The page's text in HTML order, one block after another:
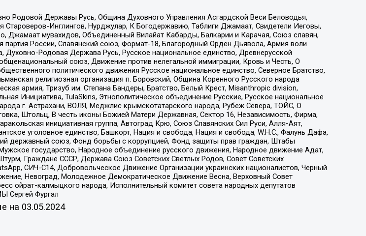
Родовой Державы Русь, Община Духовного Управления Асгардской Веси Беловодья,
Инглингов, Нурджулар, К Богодержавию, Таблиги Джамаат, Свидетели Иеговы,
Джамаат мувахидов, Объединенный Вилайат Кабарды, Балкарии и Карачая, Союз славян,
России, Славянский союз, Формат-18, Благородный Орден Дьявола, Армия воли
Духовно-Родовая Держава Русь, Русское национальное единство, Древнерусской
союз, Движение против нелегальной иммиграции, Кровь и Честь, О
политического движения Русское национальное единство, Северное Братство,
религиозная организация п. Боровский, Община Коренного Русского народа
армия, Тризуб им. Степана Бандеры, Братство, Белый Крест, Misanthropic division,
Инициатива, TulaSkins, Этнополитическое объединение Русские, Русское национальное
г. Астрахани, ВОЛЯ, Меджлис крымскотатарского народа, Рубеж Севера, ТОЙС, О
Штольц, В честь иконы Божией Матери Державная, Сектор 16, Независимость, Фирма,
инициативная группа, Автоград Крю, Союз Славянских Сил Руси, Алля-Аят,
уголовное единство, Башкорт, Нация и свобода, Нация и свобода, W.H.С., Фалунь Дафа,
державный союз, Фонд борьбы с коррупцией, Фонд защиты прав граждан, Штабы
государство, Народное объединение русского движения, Народное движение Адат,
Граждане СССР, Держава Союз Советских Светлых Родов, Совет Советских
СИЧ-С14, Добровольческое Движение Организации украинских националистов, Черный
Невоград, Молодежное Демократическое Движение Весна, Верховный Совет
ойрат-калмыцкого народа, Исполнительный комитет совета народных депутатов
Сергей Фургал
на 03.05.2024